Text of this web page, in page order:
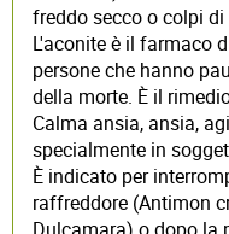
freddo secco o colpi
L'aconite è il farmaco
persone che hanno
della morte. È il
Calma ansia, ansia,
specialmente in
È indicato per
raffreddore (Antimon